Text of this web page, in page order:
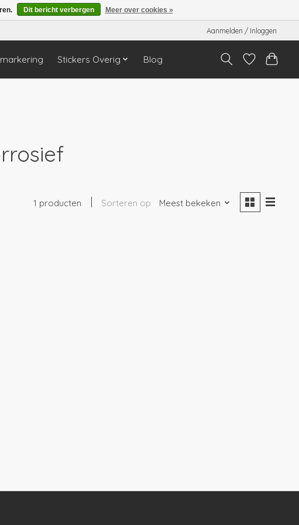
Aanmelden / Inloggen
Stickers Overig Blog
1 producten Sorteren op Meest bekeken
Dit bericht verbergen Meer over cookies »